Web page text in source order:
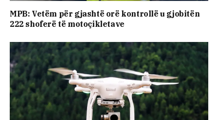
MPB: Vetëm për gjashtë orë kontrollë u gjobitën
222 shoferë të motoçikletave